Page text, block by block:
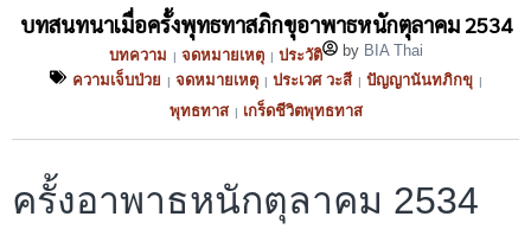
บทสนทนาเมื่อครั้งพุทธทาสภิกขุอาพาธหนักตุลาคม 2534
บทความ | จดหมายเหตุ | ประวัติ by BIA Thai
ความเจ็บป่วย
| จดหมายเหตุ | ประเวศ วะสี | ปัญญานันทภิกขุ |
พุทธทาส | เกร็ดชีวิตพุทธทาส
ครั้งอาพาธหนักตุลาคม 2534